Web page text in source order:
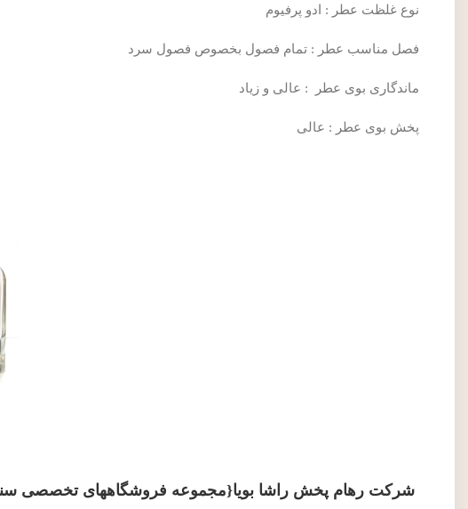
نوع غلظت عطر : ادو پرفیوم
فصل مناسب عطر : تمام فصول بخصوص فصول سرد
ماندگاری بوی عطر : عالی و زیاد
پخش بوی عطر : عالی
شرکت رهام پخش راشا بویا{مجموعه فروشگاههای تخصصی